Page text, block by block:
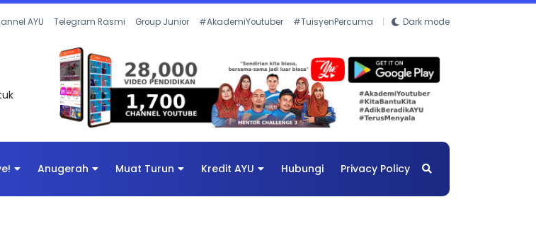
AYU Telegram Rasmi Group Junior #AkademiYoutuber #TuisyenPercuma Dark mode
Anugerah Muat Turun Kredit AYU Hubungi Privacy Policy